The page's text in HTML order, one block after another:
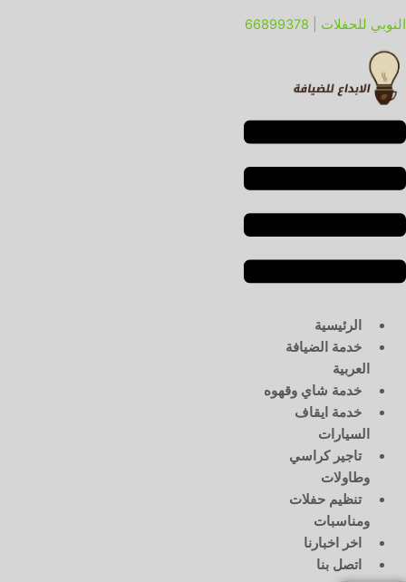
إلى
المحتوى
النوبي للحفلات | 66899378
الرئيسية
خدمة الضيافة
العربية
خدمة شاي وقهوه
خدمة ايقاف
السيارات
تاجير كراسي
وطاولات
تنظيم حفلات
ومناسبات
اخر اخبارنا
اتصل بنا